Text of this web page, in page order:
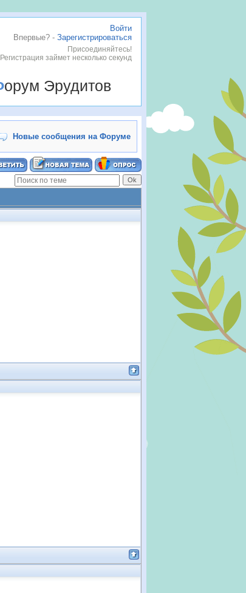
Войти
Впервые? - Зарегистрироваться
Присоединяйтесь!
Регистрация займет несколько секунд
Форум Эрудитов
Новые сообщения на Форуме